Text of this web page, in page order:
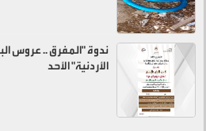
ندوة "المفرق .. عروس
الأردنية" الأحد